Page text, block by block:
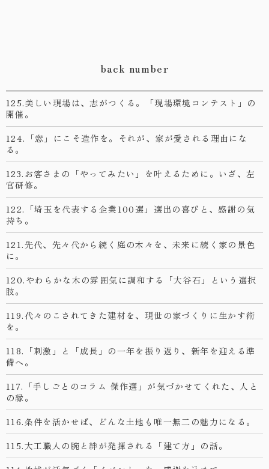
back number
125.美しい現場は、志がつくる。「現場環境コンテスト」の
開催。
124.「窓」にこそ造作を。それが、家が愛される理由にな
る。
123.お客さまの「やってみたい」を叶えるために。いざ、左
官研修。
122.「埼玉を代表する企業100選」選出の喜びと、感謝の気
持ち。
121.先代、先々代から続く庭の木々を、未来に続く家の景色
に。
120.やわらかな木の雰囲気に調和する「大谷石」という選択
肢。
119.代々のこされてきた建材を、現世の家づくりに生かす術
を。
118.「刺激」と「成長」の一年を振り返り、新年を迎える準
備へ。
117.「手しごとのコラム 傑作選」が気づかせてくれた、人と
の縁。
116.条件を活かせば、どんな土地も唯一無二の魅力になる。
115.大工職人の腕と絆が発揮される「建て方」の話。